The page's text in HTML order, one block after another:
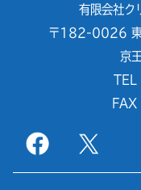
有限会社ク
〒182-0026 東
京